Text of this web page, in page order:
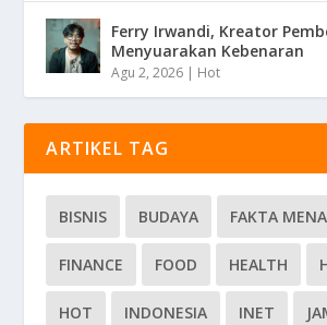
Ferry Irwandi, Kreator
Menyuarakan Kebenaran
Agu 2, 2026 | Hot
ARTIKEL TAG
BISNIS BUDAYA FAKTA
FINANCE FOOD HEALTH
HOT INDONESIA INET